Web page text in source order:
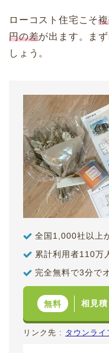
ローコスト住宅こそ
円の差が出ます。ま
しょう。
全国1,000社以上
累計利用者110万
完全無料で3分で
無料 相見
リンク先 : タウンライ